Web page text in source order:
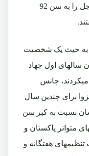
در ارگ اقامت داشتند تا انکه داعی اجل را به سن 92
به حیث یک شخصیت
سالهای اول جهاد
چانس
برای چندین سال
نسبت به کبر سن
متواتر پاکستان و
تنظیمهای هفتگانه و